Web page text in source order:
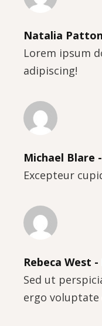
Natalia Patton
Lorem ipsum
adipiscing!
Michael Blare
Excepteur
Rebeca West
Sed ut
ergo voluptate